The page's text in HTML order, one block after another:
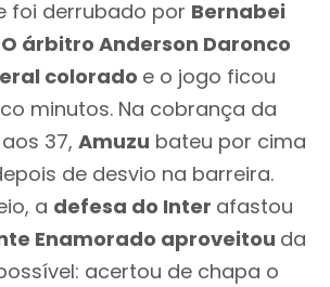
foi derrubado por Bernabei
O árbitro Anderson Daronco
colorado e o jogo ficou
minutos. Na cobrança da
37, Amuzu bateu por cima
de desvio na barreira.
a defesa do Inter afastou
Enamorado aproveitou da
acertou de chapa o